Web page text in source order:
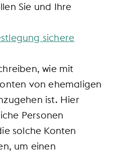
Sie und Ihre
sichere
wie mit
von ehemaligen
ist. Hier
Personen
solche Konten
um einen